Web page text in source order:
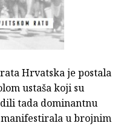
Hrvatska je postala
ustaša koji su
tada dominantnu
u brojnim